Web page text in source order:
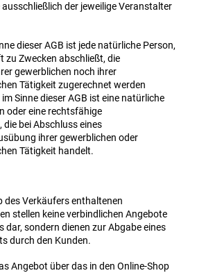
der jeweilige Veranstalter
dieser AGB ist jede natürliche Person,
zu Zwecken abschließt, die
gewerblichen noch ihrer
Tätigkeit zugerechnet werden
Sinne dieser AGB ist eine natürliche
oder eine rechtsfähige
bei Abschluss eines
ihrer gewerblichen oder
Tätigkeit handelt.
des Verkäufers enthaltenen
stellen keine verbindlichen Angebote
dar, sondern dienen zur Abgabe eines
durch den Kunden.
Angebot über das in den Online-Shop